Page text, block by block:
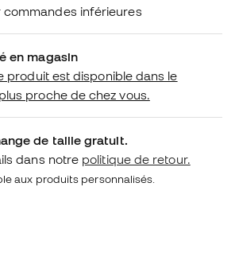
commandes inférieures
en magasin
produit est disponible dans le
proche de chez vous.
de taille gratuit.
dans notre politique de retour.
aux produits personnalisés.